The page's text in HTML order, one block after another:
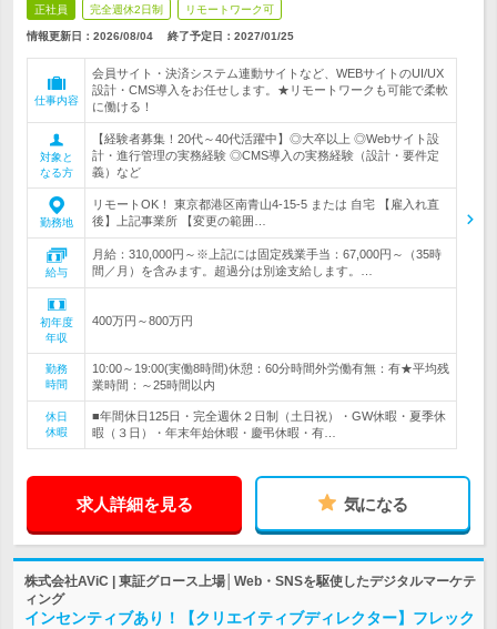
正社員 完全週休2日制 リモートワーク可
情報更新日：2026/08/04 終了予定日： 2027/01/25
仕事内容
会員サイト・決済システム連動サイトなど、WEBサイトのUI/UX
設計・CMS導入をお任せします。★リモートワークも可能で柔軟
に働ける！
対象と
なる方
【経験者募集！20代～40代活躍中】◎大卒以上 ◎Webサイト設
計・進行管理の実務経験 ◎CMS導入の実務経験（設計・要件定
義）など
勤務地
リモートOK！ 東京都港区南青山4-15-5 または 自宅 【雇入れ直
後】上記事業所 【変更の範囲…
給与
月給：310,000円～※上記には固定残業手当：67,000円～（35時
間／月）を含みます。超過分は別途支給します。…
初年度
年収
400万円～800万円
勤務
時間
10:00～19:00(実働8時間)休憩：60分時間外労働有無：有★平均残
業時間：～25時間以内
休日
休暇
■年間休日125日・完全週休２日制（土日祝）・GW休暇・夏季休
暇（３日）・年末年始休暇・慶弔休暇・有…
求人詳細を見る 気になる
株式会社AViC | 東証グロース上場│Web・SNSを駆使したデジタルマーケテ
ィング
インセンティブあり！【クリエイティブディレクター】フレック